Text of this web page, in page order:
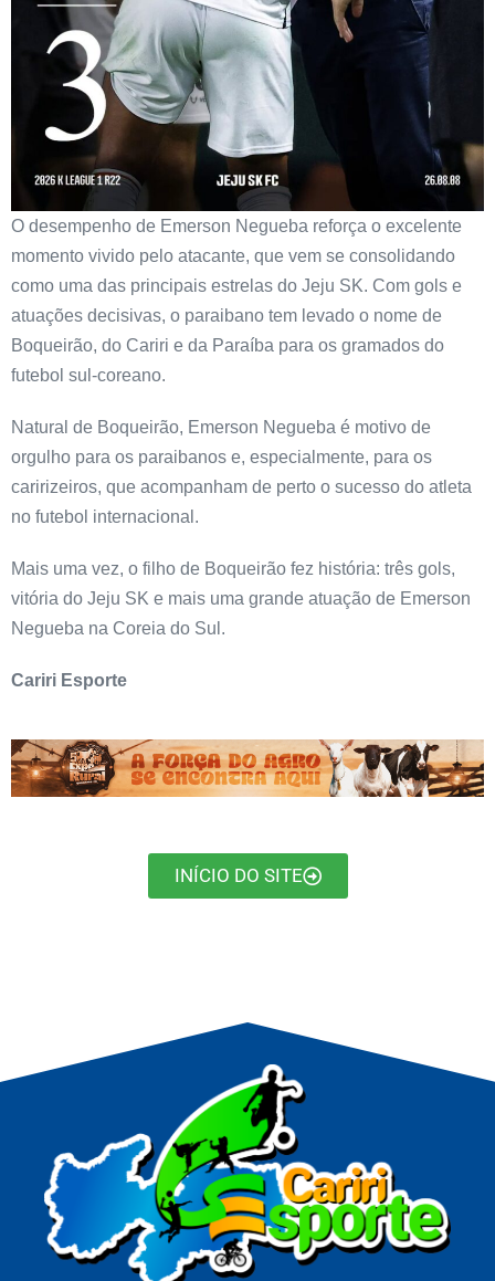
O desempenho de Emerson Negueba reforça o excelente
momento vivido pelo atacante, que vem se consolidando
como uma das principais estrelas do Jeju SK. Com gols e
atuações decisivas, o paraibano tem levado o nome de
Boqueirão, do Cariri e da Paraíba para os gramados do
futebol sul-coreano.
Natural de Boqueirão, Emerson Negueba é motivo de
orgulho para os paraibanos e, especialmente, para os
caririzeiros, que acompanham de perto o sucesso do atleta
no futebol internacional.
Mais uma vez, o filho de Boqueirão fez história: três gols,
vitória do Jeju SK e mais uma grande atuação de Emerson
Negueba na Coreia do Sul.
Cariri Esporte
INÍCIO DO SITE